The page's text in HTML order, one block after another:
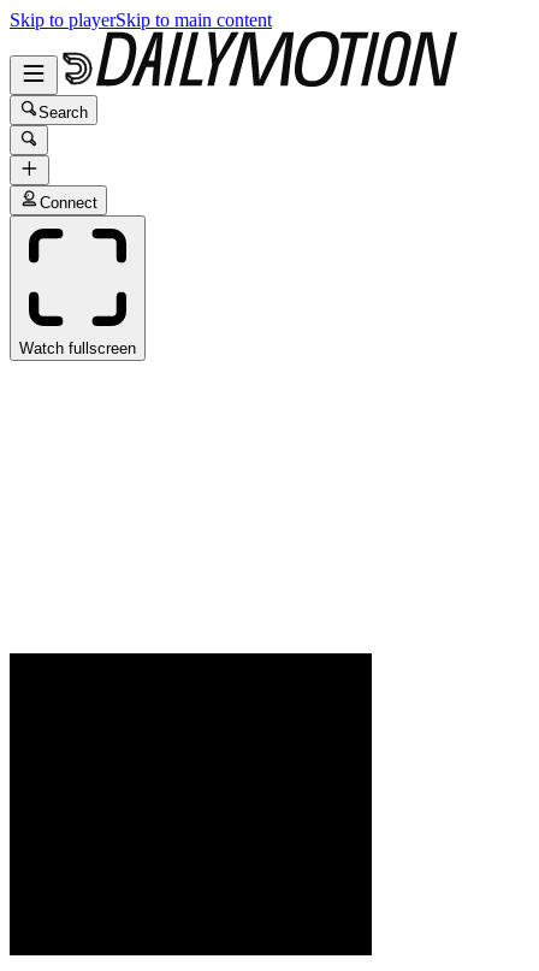
Skip to playerSkip to main content
Search
Connect
Watch fullscreen